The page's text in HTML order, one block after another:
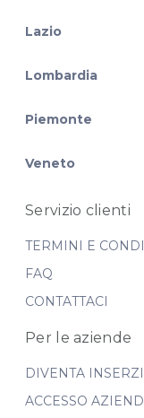
Lazio
Lombardia
Piemonte
Veneto
Servizio clienti
TERMINI E
FAQ
CONTATTACI
Per le aziende
DIVENTA
ACCESSO